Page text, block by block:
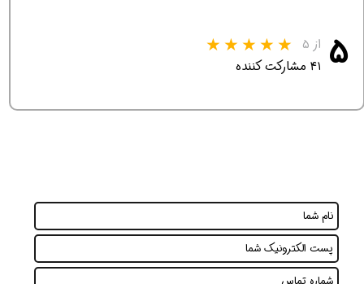
۵ از ۵
۴۱ مشارکت کننده